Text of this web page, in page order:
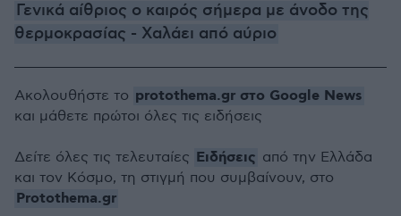
Γενικά αίθριος ο καιρός σήμερα με άνοδο της
θερμοκρασίας - Χαλάει από αύριο
Ακολουθήστε το protothema.gr στο Google News
και μάθετε πρώτοι όλες τις ειδήσεις
Δείτε όλες τις τελευταίες Ειδήσεις από την Ελλάδα
και τον Κόσμο, τη στιγμή που συμβαίνουν, στο
Protothema.gr